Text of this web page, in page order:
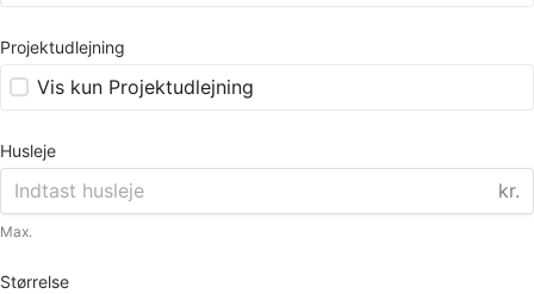
Projektudlejning
Vis kun Projektudlejning
Husleje
kr.
Max.
Størrelse